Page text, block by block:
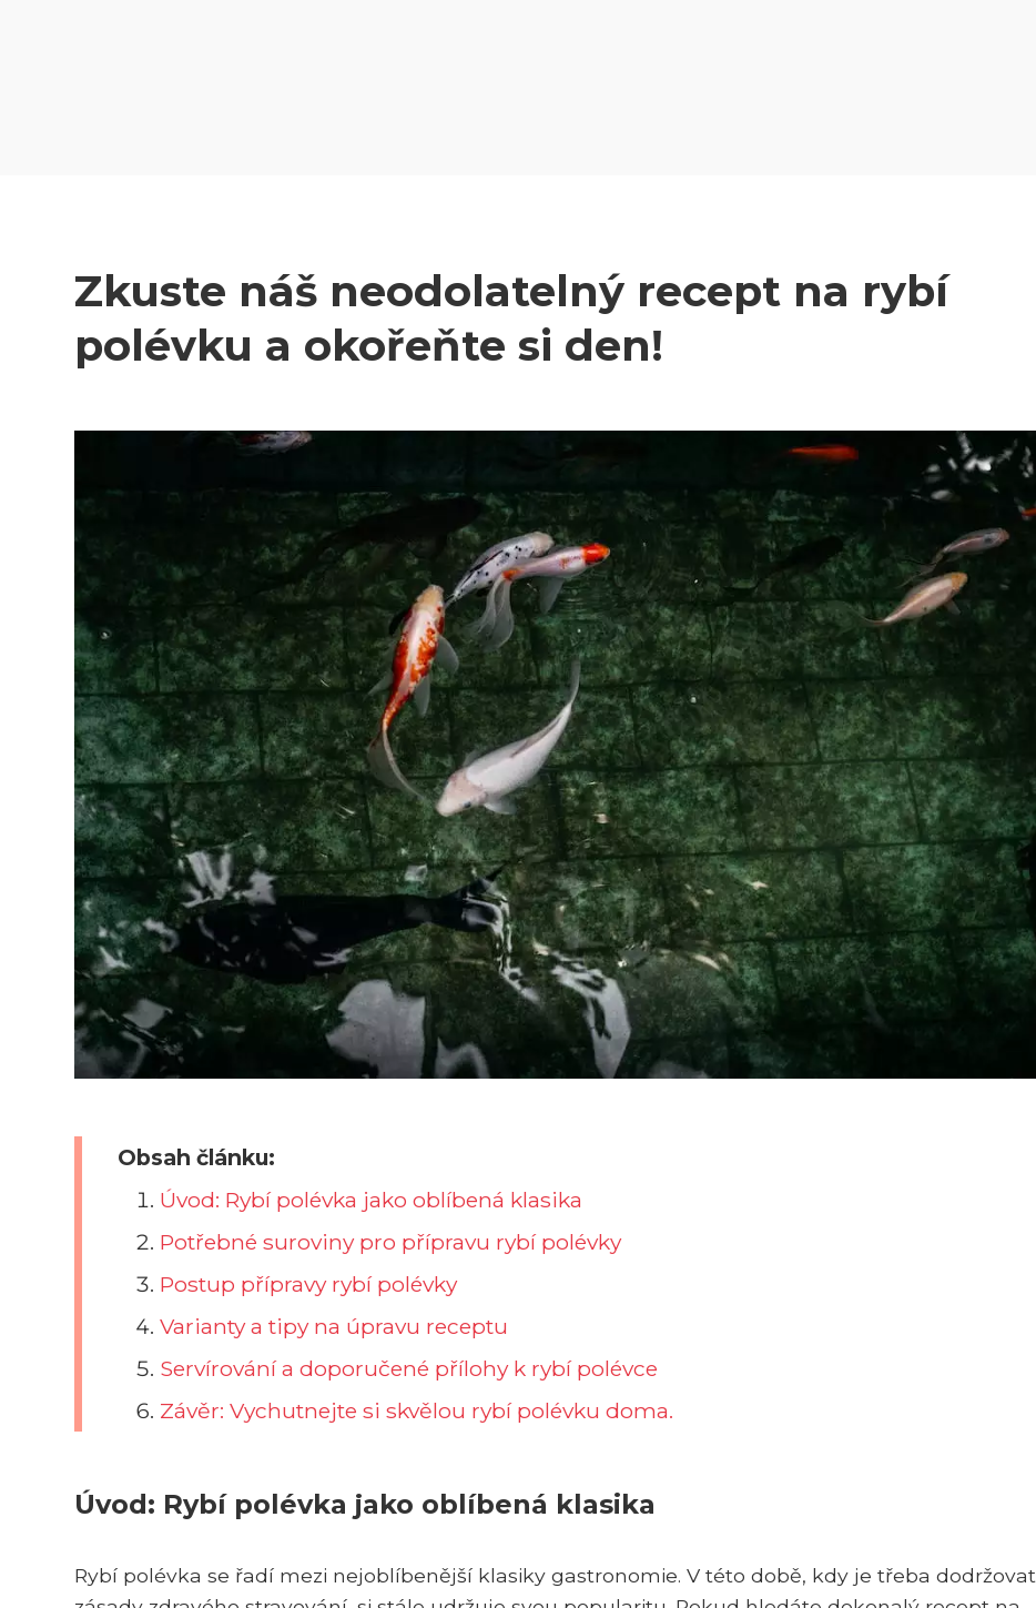
Zkuste náš neodolatelný recept na rybí
polévku a okořeňte si den!
Obsah článku:
Úvod: Rybí polévka jako oblíbená klasika
Potřebné suroviny pro přípravu rybí polévky
Postup přípravy rybí polévky
Varianty a tipy na úpravu receptu
Servírování a doporučené přílohy k rybí polévce
Závěr: Vychutnejte si skvělou rybí polévku doma.
Úvod: Rybí polévka jako oblíbená klasika
Rybí polévka se řadí mezi nejoblíbenější klasiky gastronomie. V této době, kdy je třeba dodržovat